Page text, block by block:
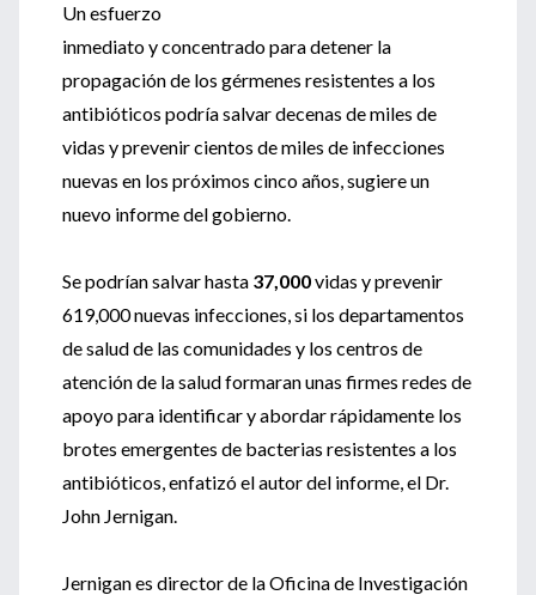
Un esfuerzo
inmediato y concentrado para detener la
propagación de los gérmenes resistentes a los
antibióticos podría salvar decenas de miles de
vidas y prevenir cientos de miles de infecciones
nuevas en los próximos cinco años, sugiere un
nuevo informe del gobierno.
Se podrían salvar hasta 37,000vidas y prevenir
619,000 nuevas infecciones, si los departamentos
de salud de las comunidades y los centros de
atención de la salud formaran unas firmes redes de
apoyo para identificar y abordar rápidamente los
brotes emergentes de bacterias resistentes a los
antibióticos, enfatizó el autor del informe, el Dr.
John Jernigan.
Jernigan es director de la Oficina de Investigación